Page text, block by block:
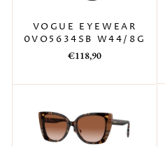
VOGUE EYEWEAR
0VO5634SB W44/8G
Prezzo
listino
Prezzo
€118,90